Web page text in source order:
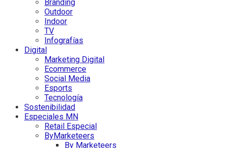
Branding
Outdoor
Indoor
TV
Infografías
Digital
Marketing Digital
Ecommerce
Social Media
Esports
Tecnología
Sostenibilidad
Especiales MN
Retail Especial
ByMarketeers
By Marketeers